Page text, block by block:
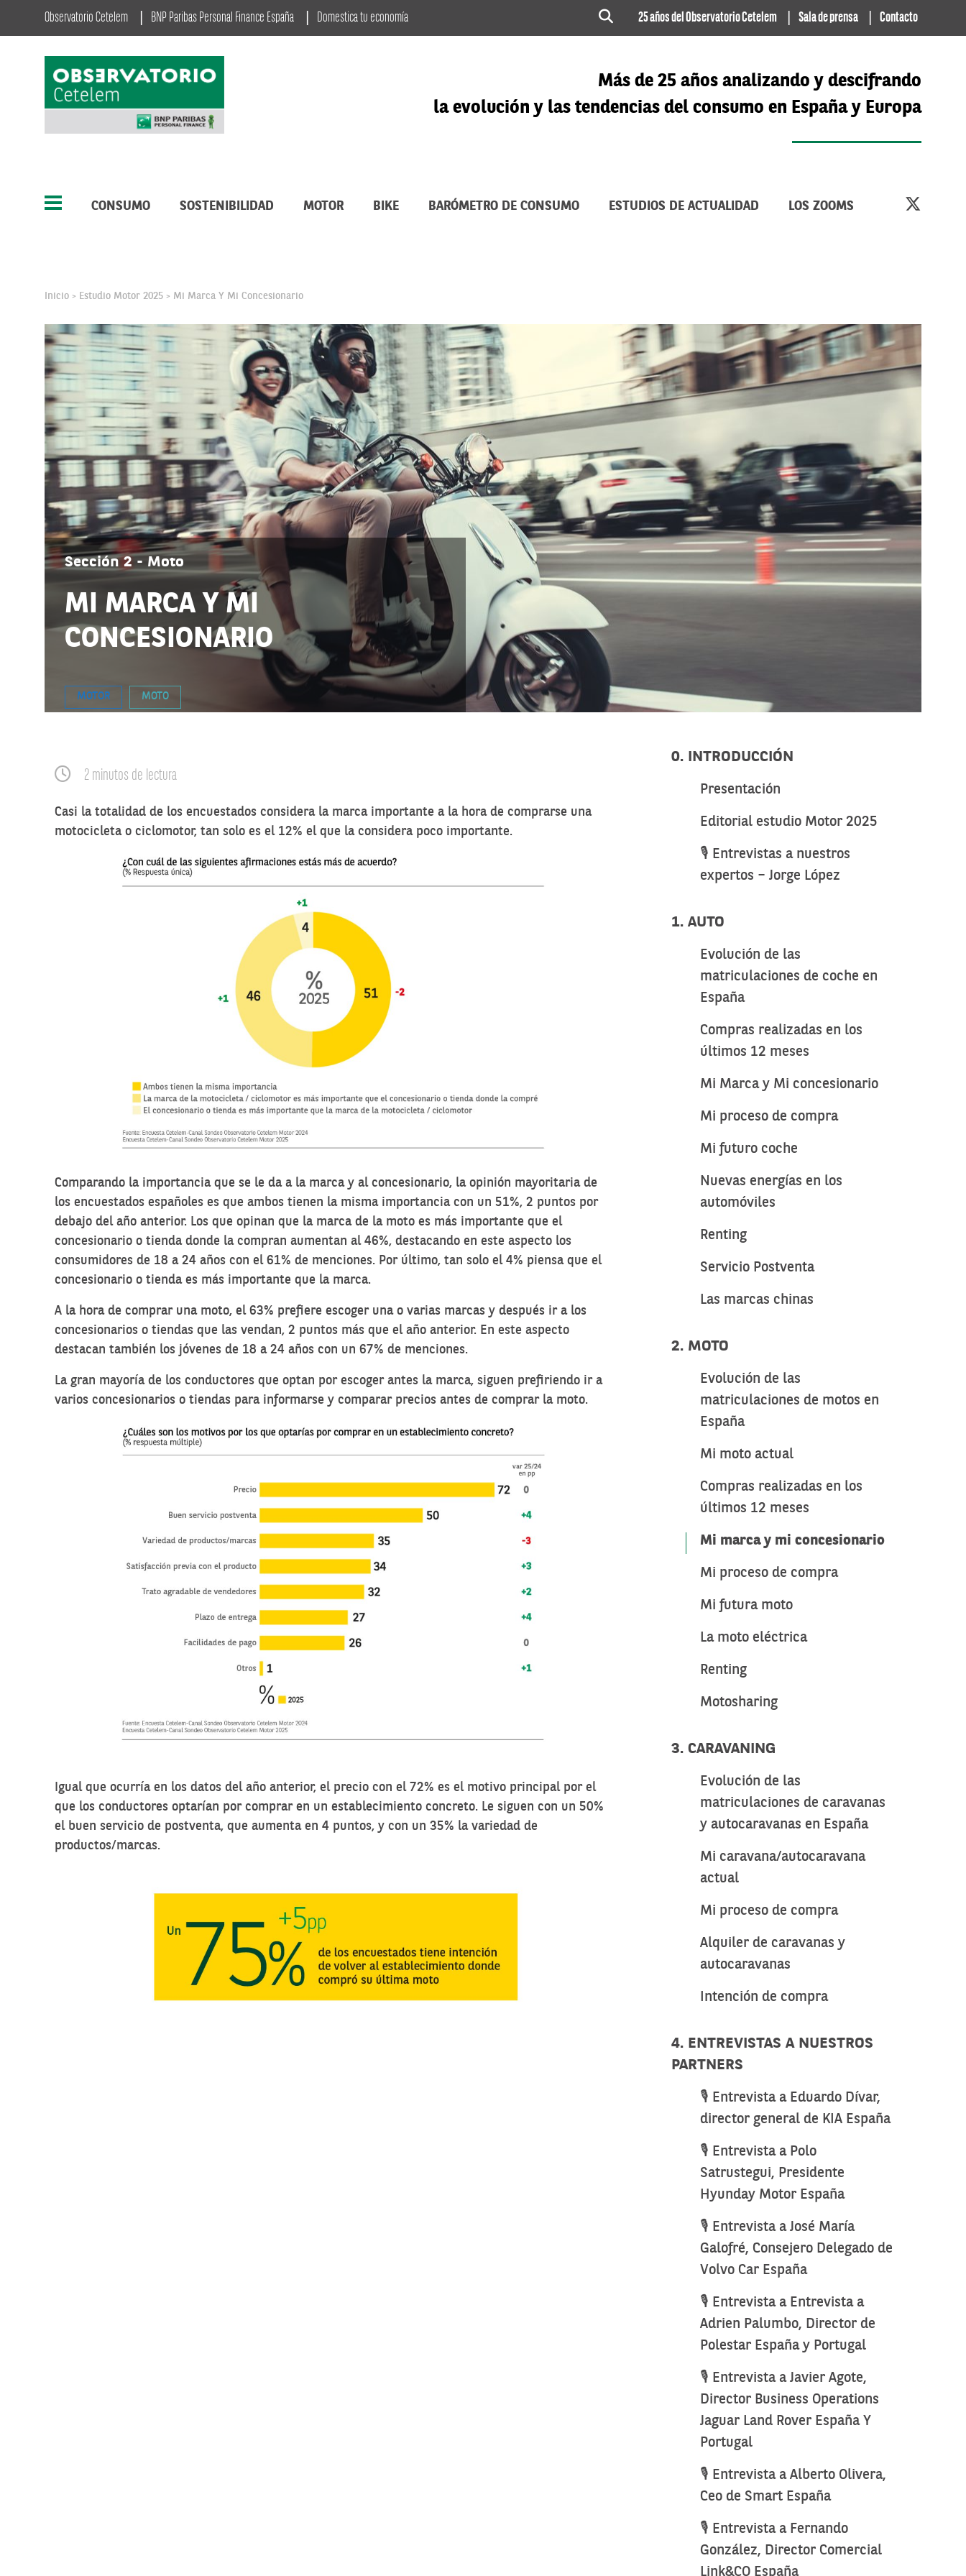
Observatorio Cetelem BNP Paribas Personal Finance España Domestica tu economía 25 años del Observatorio Cetelem Sala de prensa Contacto
Más de 25 años analizando y descifrando
la evolución y las tendencias del consumo en España y Europa
CONSUMO SOSTENIBILIDAD MOTOR BIKE BARÓMETRO DE CONSUMO ESTUDIOS DE ACTUALIDAD LOS ZOOMS
Inicio > Estudio Motor 2025 > Mi Marca Y Mi Concesionario
Sección 2 - Moto
MI MARCA Y MI
CONCESIONARIO
MOTOR MOTO
2 minutos de lectura
Casi la totalidad de los encuestados considera la marca importante a la hora de comprarse una
motocicleta o ciclomotor, tan solo es el 12% el que la considera poco importante.
Comparando la importancia que se le da a la marca y al concesionario, la opinión mayoritaria de
los encuestados españoles es que ambos tienen la misma importancia con un 51%, 2 puntos por
debajo del año anterior. Los que opinan que la marca de la moto es más importante que el
concesionario o tienda donde la compran aumentan al 46%, destacando en este aspecto los
consumidores de 18 a 24 años con el 61% de menciones. Por último, tan solo el 4% piensa que el
concesionario o tienda es más importante que la marca.
A la hora de comprar una moto, el 63% prefiere escoger una o varias marcas y después ir a los
concesionarios o tiendas que las vendan, 2 puntos más que el año anterior. En este aspecto
destacan también los jóvenes de 18 a 24 años con un 67% de menciones.
La gran mayoría de los conductores que optan por escoger antes la marca, siguen prefiriendo ir a
varios concesionarios o tiendas para informarse y comparar precios antes de comprar la moto.
Igual que ocurría en los datos del año anterior, el precio con el 72% es el motivo principal por el
que los conductores optarían por comprar en un establecimiento concreto. Le siguen con un 50%
el buen servicio de postventa, que aumenta en 4 puntos, y con un 35% la variedad de
productos/marcas.
0. INTRODUCCIÓN
Presentación
Editorial estudio Motor 2025
🎙️ Entrevistas a nuestros
expertos – Jorge López
1. AUTO
Evolución de las
matriculaciones de coche en
España
Compras realizadas en los
últimos 12 meses
Mi Marca y Mi concesionario
Mi proceso de compra
Mi futuro coche
Nuevas energías en los
automóviles
Renting
Servicio Postventa
Las marcas chinas
2. MOTO
Evolución de las
matriculaciones de motos en
España
Mi moto actual
Compras realizadas en los
últimos 12 meses
Mi marca y mi concesionario
Mi proceso de compra
Mi futura moto
La moto eléctrica
Renting
Motosharing
3. CARAVANING
Evolución de las
matriculaciones de caravanas
y autocaravanas en España
Mi caravana/autocaravana
actual
Mi proceso de compra
Alquiler de caravanas y
autocaravanas
Intención de compra
4. ENTREVISTAS A NUESTROS
PARTNERS
🎙️ Entrevista a Eduardo Dívar,
director general de KIA España
🎙️ Entrevista a Polo
Satrustegui, Presidente
Hyunday Motor España
🎙️ Entrevista a José María
Galofré, Consejero Delegado de
Volvo Car España
🎙️ Entrevista a Entrevista a
Adrien Palumbo, Director de
Polestar España y Portugal
🎙️ Entrevista a Javier Agote,
Director Business Operations
Jaguar Land Rover España Y
Portugal
🎙️ Entrevista a Alberto Olivera,
Ceo de Smart España
🎙️ Entrevista a Fernando
González, Director Comercial
Link&CO España